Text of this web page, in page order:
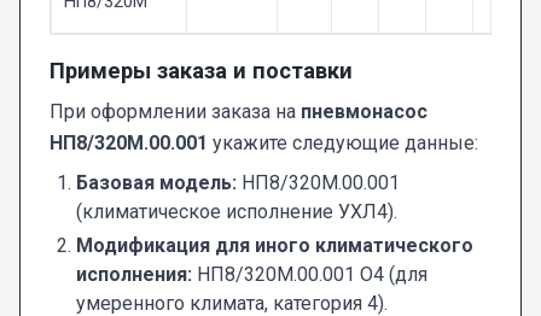
Примеры заказа и поставки
При оформлении заказа на пневмонасос
НП8/320М.00.001 укажите следующие данные:
Базовая модель: НП8/320М.00.001
(климатическое исполнение УХЛ4).
Модификация для иного климатического
исполнения: НП8/320М.00.001 О4 (для
умеренного климата, категория 4).